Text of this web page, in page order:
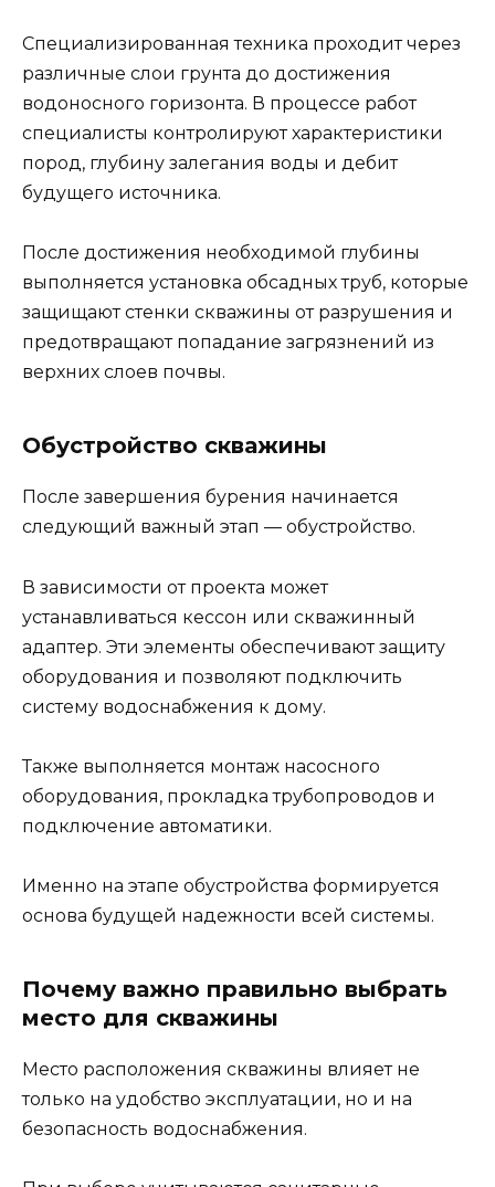
Специализированная техника проходит через
различные слои грунта до достижения
водоносного горизонта. В процессе работ
специалисты контролируют характеристики
пород, глубину залегания воды и дебит
будущего источника.
После достижения необходимой глубины
выполняется установка обсадных труб, которые
защищают стенки скважины от разрушения и
предотвращают попадание загрязнений из
верхних слоев почвы.
Обустройство скважины
После завершения бурения начинается
следующий важный этап — обустройство.
В зависимости от проекта может
устанавливаться кессон или скважинный
адаптер. Эти элементы обеспечивают защиту
оборудования и позволяют подключить
систему водоснабжения к дому.
Также выполняется монтаж насосного
оборудования, прокладка трубопроводов и
подключение автоматики.
Именно на этапе обустройства формируется
основа будущей надежности всей системы.
Почему важно правильно выбрать
место для скважины
Место расположения скважины влияет не
только на удобство эксплуатации, но и на
безопасность водоснабжения.